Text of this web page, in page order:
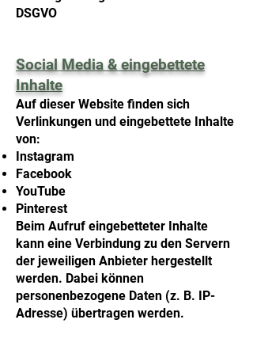
DSGVO
SocialMedia & eingebettete
Inhalte
Auf dieser Website finden sich
Verlinkungen und eingebettete Inhalte
von:
Instagram
Facebook
YouTube
Pinterest
Beim Aufruf eingebetteter Inhalte
kann eine Verbindung zu den Servern
der jeweiligen Anbieter hergestellt
werden. Dabei können
personenbezogene Daten (z. B. IP-
Adresse) übertragen werden.